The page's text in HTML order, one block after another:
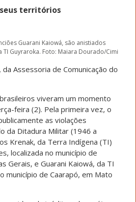
territórios
Guarani Kaiowá, são anistiados
Guyraroka. Foto: Maiara Dourado/Cimi
Assessoria de Comunicação do
viveram um momento
feira (2). Pela primeira vez, o
as violações
da Ditadura Militar (1946 a
Krenak, da Terra Indígena (TI)
localizada no município de
Gerais, e Guarani Kaiowá, da TI
município de Caarapó, em Mato